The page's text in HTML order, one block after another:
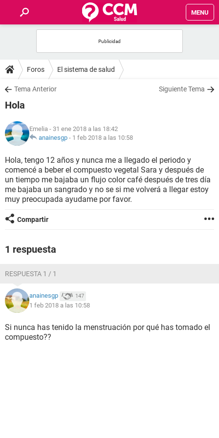
MENU
FOROS
SALUD
NUTRICIÓN
BIENESTAR
SEXUALIDAD
GLOSARIO
Foros El sistema de salud
Tema Anterior Siguiente Tema
Hola
Emelia - 31 ene 2018 a las 18:42
anainesgp - 1 feb 2018 a las 10:58
Hola, tengo 12 años y nunca me a llegado el periodo y
comencé a beber el compuesto vegetal Sara y después de
un tiempo me bajaba un flujo color café después de tres día
me bajaba un sangrado y no se si me volverá a llegar estoy
muy preocupada ayudame por favor.
Compartir
1 respuesta
RESPUESTA 1 / 1
anainesgp 147
1 feb 2018 a las 10:58
Si nunca has tenido la menstruación por qué has tomado el
compuesto??